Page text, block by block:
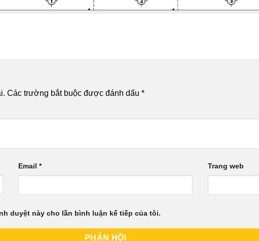
Các trường bắt buộc được đánh dấu *
Email* Trang web
duyệt này cho lần bình luận kế tiếp của tôi.